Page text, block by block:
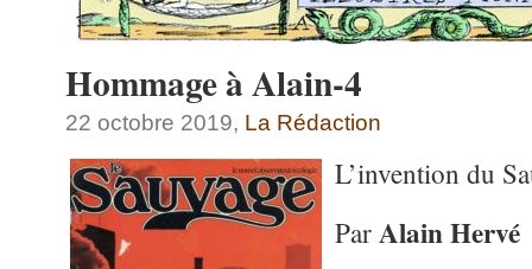
Hommage à Alain-4
22 octobre 2019, La Rédaction
L’invention du
ParAlain Hervé